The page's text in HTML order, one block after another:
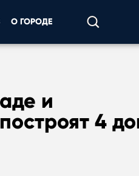
О ГОРОДЕ
и
4